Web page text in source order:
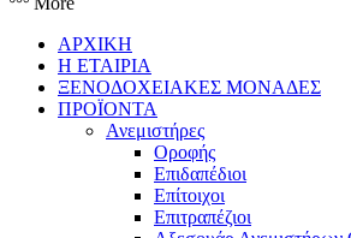
ΑΡΧΙΚΗ
Η ΕΤΑΙΡΙΑ
ΞΕΝΟΔΟΧΕΙΑΚΕΣ ΜΟΝΑΔΕΣ
ΠΡΟΪΟΝΤΑ
Ανεμιστήρες
Οροφής
Επιδαπέδιοι
Επίτοιχοι
Επιτραπέζιοι